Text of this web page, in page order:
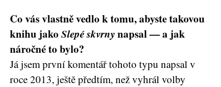
Co vás vlastně vedlo k tomu, abyste takovou
knihu jako Slepé skvrnynapsal — a jak
náročné to bylo?
Já jsem první komentář tohoto typu napsal v
roce 2013, ještě předtím, než vyhrál volby